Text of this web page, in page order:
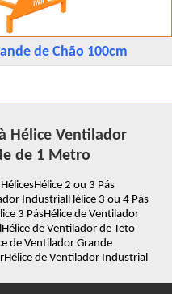
de Chão 100cm
Hélice Ventilador
de 1 Metro
Hélice 2 ou 3 Pás
IndustrialHélice 3 ou 4 Pás
3 PásHélice de Ventilador
Hélice de Ventilador de Teto
de Ventilador Grande
Hélice de Ventilador Industrial